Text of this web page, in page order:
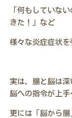
「何もしていな
きた！」など
様々な炎症症状を
実は、腸と脳は
脳への指令が上
更には「脳から